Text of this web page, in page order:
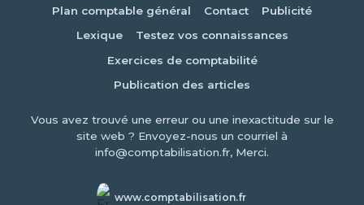
Plan comptable général
Contact
Publicité
Lexique
Testez vos connaissances
Exercices de comptabilité
Publication des articles
Vous avez trouvé une erreur ou une inexactitude sur le
site web ? Envoyez-nous un courriel à
info@comptabilisation.fr, Merci.
www.comptabilisation.fr